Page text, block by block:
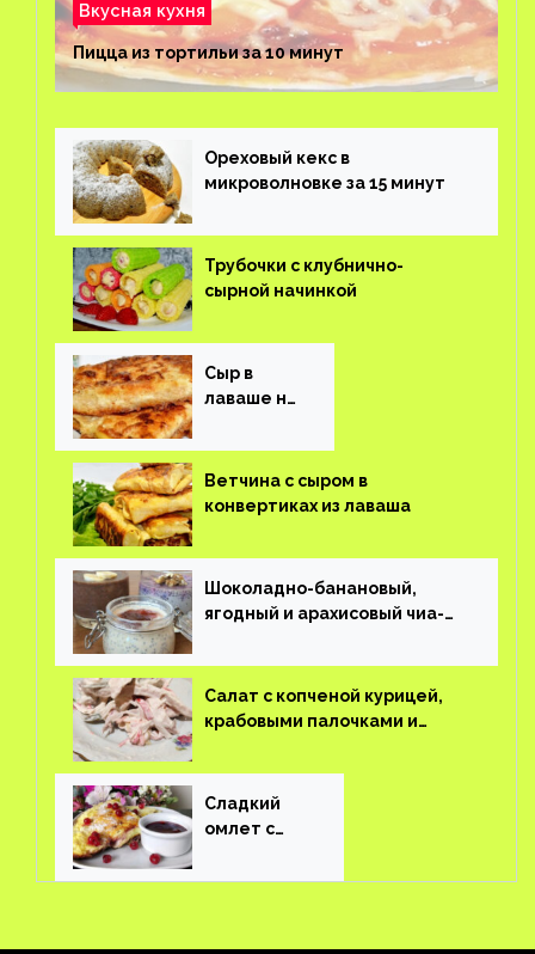
Вкусная кухня
Пицца из тортильи за 10 минут
Ореховый кекс в
микроволновке за 15 минут
Трубочки с клубнично-
сырной начинкой
Сыр в
лаваше на
Ветчина с сыром в
конвертиках из лаваша
Шоколадно-банановый,
ягодный и арахисовый чиа-
Салат с копченой курицей,
крабовыми палочками и
Сладкий
омлет с